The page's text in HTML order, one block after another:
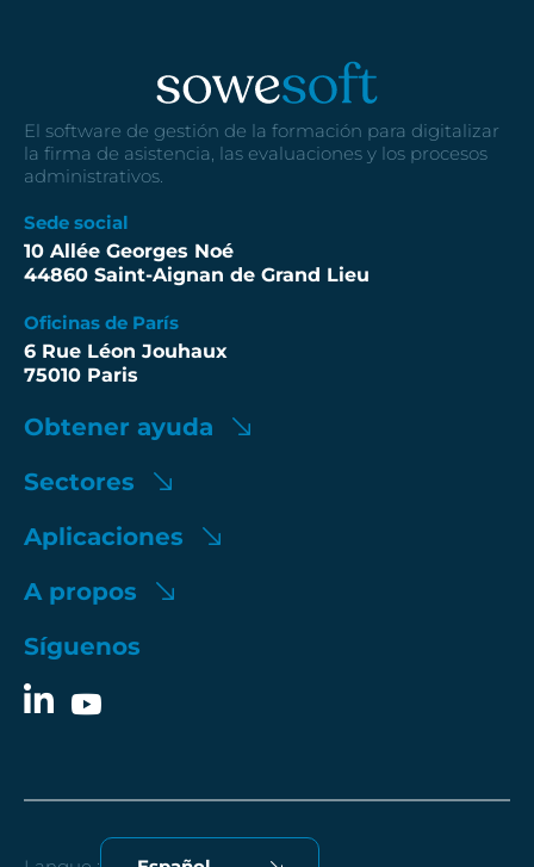
El software de gestión de la formación para digitalizar
la firma de asistencia, las evaluaciones y los procesos
administrativos.
Sede social
10 Allée Georges Noé
44860 Saint-Aignan de Grand Lieu
Oficinas de París
6 Rue Léon Jouhaux
75010 Paris
Obtener ayuda
Sectores
Aplicaciones
A propos
Síguenos